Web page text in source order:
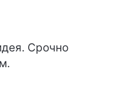
Срочно